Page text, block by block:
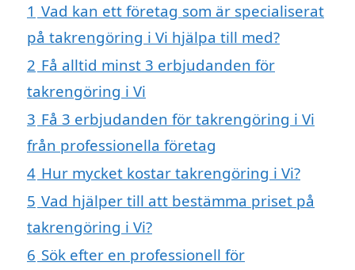
1 Vad kan ett företag som är specialiserat
på takrengöring i Vi hjälpa till med?
2 Få alltid minst 3 erbjudanden för
takrengöring i Vi
3 Få 3 erbjudanden för takrengöring i Vi
från professionella företag
4 Hur mycket kostar takrengöring i Vi?
5 Vad hjälper till att bestämma priset på
takrengöring i Vi?
6 Sök efter en professionell för